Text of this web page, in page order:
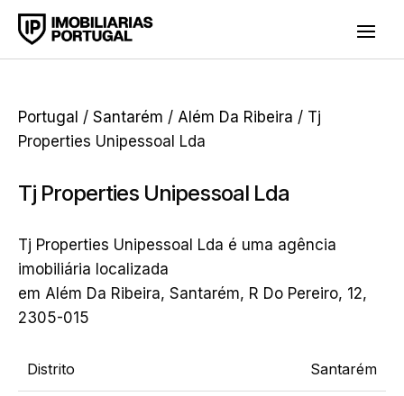
Portugal / Santarém / Além Da Ribeira / Tj
Properties Unipessoal Lda
Tj Properties Unipessoal Lda
Tj Properties Unipessoal Lda é uma agência
imobiliária localizada
em Além Da Ribeira, Santarém, R Do Pereiro, 12,
2305-015
Distrito Santarém